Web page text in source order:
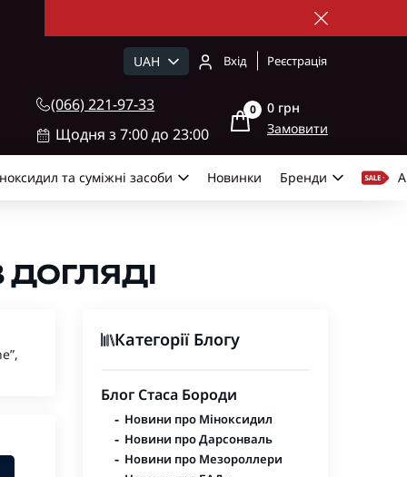
UAH Вхід Реєстрація
(066) 221-97-33
Щодня з 7:00 до 23:00
0
0 грн
Замовити
та суміжні засоби Новинки Бренди
ДОГЛЯДІ
Категорії Блогу
Блог Стаса Бороди
- Новини про Міноксидил
- Новини про Дарсонваль
- Новини про Мезороллери